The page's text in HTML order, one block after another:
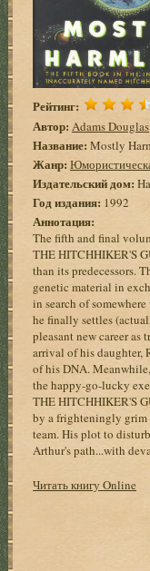
Рейтинг:
Автор: Adams Douglas
Название: Mostly
Жанр:
Издательский дом:
Год издания: 1992
Аннотация:
The fifth and final
THE HITCHHIKER'S
than its predecessors.
genetic material in
in search of
he finally settles
pleasant new career
arrival of his daughter,
of his DNA.
the happy-go-lucky
THE HITCHHIKER'S
by a frighteningly grim
team. His plot to
Arthur's path...with
Читать книгу Online